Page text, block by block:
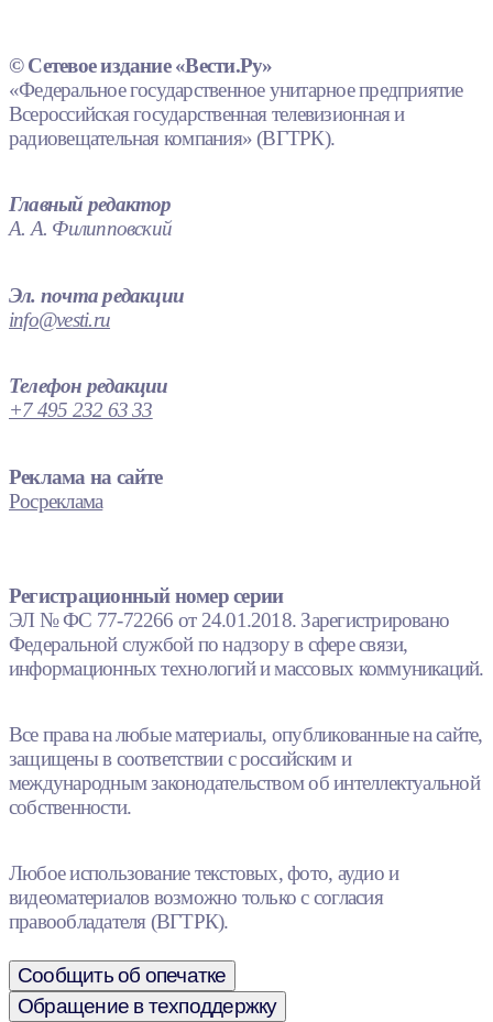
© Сетевое издание «Вести.Ру»
«Федеральное государственное унитарное предприятие
Всероссийская государственная телевизионная и
радиовещательная компания» (ВГТРК).
Главный редактор
А. А. Филипповский
Эл. почта редакции
info@vesti.ru
Телефон редакции
+7 495 232 63 33
Реклама на сайте
Росреклама
Регистрационный номер серии
ЭЛ № ФС 77-72266 от 24.01.2018. Зарегистрировано
Федеральной службой по надзору в сфере связи,
информационных технологий и массовых коммуникаций.
Все права на любые материалы, опубликованные на сайте,
защищены в соответствии с российским и
международным законодательством об интеллектуальной
собственности.
Любое использование текстовых, фото, аудио и
видеоматериалов возможно только с согласия
правообладателя (ВГТРК).
Сообщить об опечатке
Обращение в техподдержку